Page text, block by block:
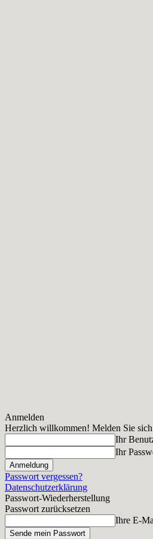
Anmelden
Herzlich willkommen! Melden Sie sich
Ihr
Ihr
Passwort vergessen?
Datenschutzerklärung
Passwort-Wiederherstellung
Passwort zurücksetzen
Ihre E-